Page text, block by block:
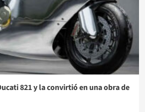
821 y la convirtió en una obra de